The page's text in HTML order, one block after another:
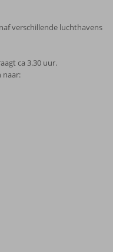
verschillende luchthavens
ca 3.30 uur.
naar: